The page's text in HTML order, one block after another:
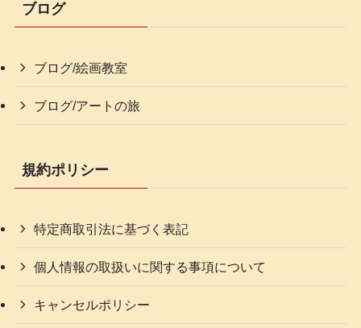
ブログ
ブログ/絵画教室
ブログ/アートの旅
規約ポリシー
特定商取引法に基づく表記
個人情報の取扱いに関する事項について
キャンセルポリシー